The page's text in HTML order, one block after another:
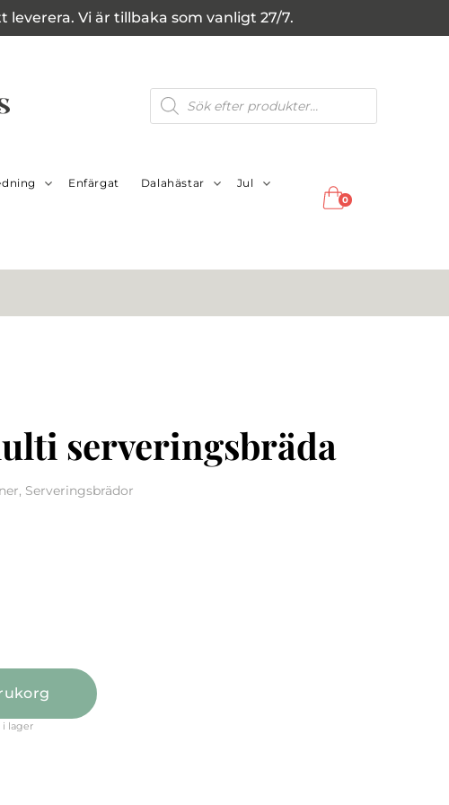
leverera. Vi är tillbaka som vanligt 27/7.
Produktsökning
Enfärgat Dalahästar Jul
0
serveringsbräda
Serveringsbrädor
serveringsbräda mängd
i lager